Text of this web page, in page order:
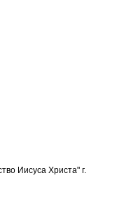
Иисуса Христа" г.